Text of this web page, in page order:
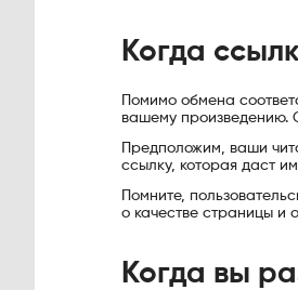
Когда
Помимо обмена
вашему произведению.
Предположим, ваши
ссылку, которая даст
Помните,
о качестве страницы и
Когда вы